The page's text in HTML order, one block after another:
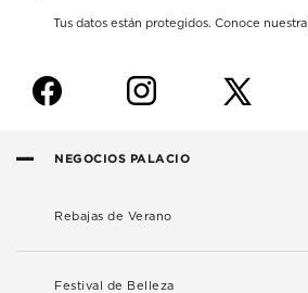
Tus datos están protegidos. Conoce nuestra
f i
NEGOCIOS PALACIO
Rebajas de Verano
Festival de Belleza